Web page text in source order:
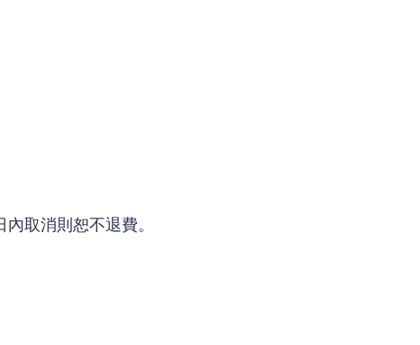
取消則恕不退費。